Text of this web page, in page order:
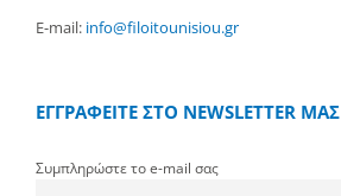
E-mail: info@filoitounisiou.gr
ΕΓΓΡΑΦΕΙΤΕ ΣΤΟ NEWSLETTER ΜΑΣ
Συμπληρώστε το e-mail σας